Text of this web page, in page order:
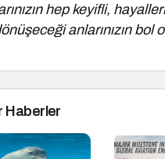
hep keyifli,
anlarınızın bol
Haberler